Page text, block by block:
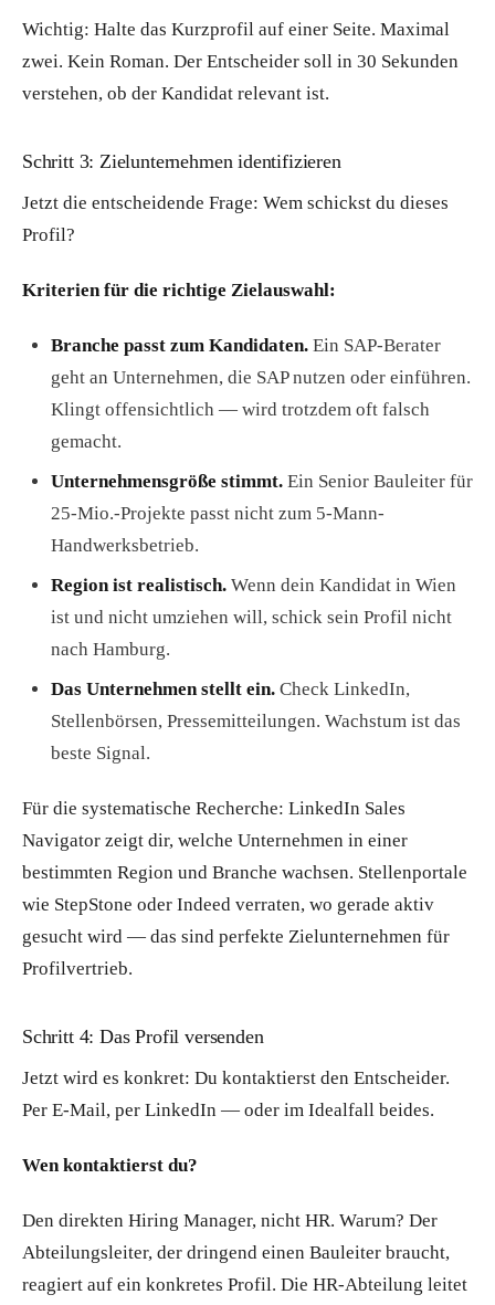
Wichtig: Halte das Kurzprofil auf einer Seite. Maximal
zwei. Kein Roman. Der Entscheider soll in 30 Sekunden
verstehen, ob der Kandidat relevant ist.
Schritt 3: Zielunternehmen identifizieren
Jetzt die entscheidende Frage: Wem schickst du dieses
Profil?
Kriterien für die richtige Zielauswahl:
Branche passt zum Kandidaten.Ein SAP-Berater
geht an Unternehmen, die SAP nutzen oder einführen.
Klingt offensichtlich — wird trotzdem oft falsch
gemacht.
Unternehmensgröße stimmt.Ein Senior Bauleiter für
25-Mio.-Projekte passt nicht zum 5-Mann-
Handwerksbetrieb.
Region ist realistisch.Wenn dein Kandidat in Wien
ist und nicht umziehen will, schick sein Profil nicht
nach Hamburg.
Das Unternehmen stellt ein.Check LinkedIn,
Stellenbörsen, Pressemitteilungen. Wachstum ist das
beste Signal.
Für die systematische Recherche: LinkedIn Sales
Navigator zeigt dir, welche Unternehmen in einer
bestimmten Region und Branche wachsen. Stellenportale
wie StepStone oder Indeed verraten, wo gerade aktiv
gesucht wird — das sind perfekte Zielunternehmen für
Profilvertrieb.
Schritt 4: Das Profil versenden
Jetzt wird es konkret: Du kontaktierst den Entscheider.
Per E-Mail, per LinkedIn — oder im Idealfall beides.
Wen kontaktierst du?
Den direkten Hiring Manager, nicht HR. Warum? Der
Abteilungsleiter, der dringend einen Bauleiter braucht,
reagiert auf ein konkretes Profil. Die HR-Abteilung leitet